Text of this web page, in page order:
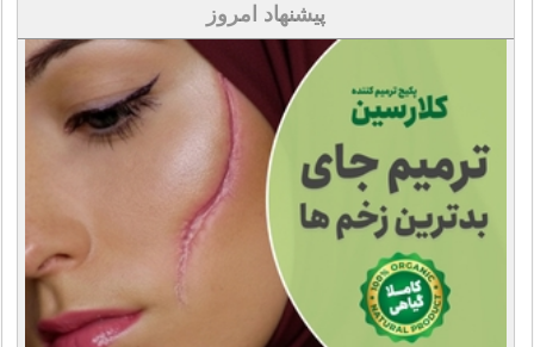
پیشنهاد امروز